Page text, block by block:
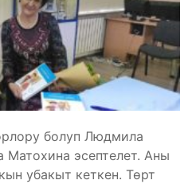
болуп Людмила
Матохина эсептелет. Аны
убакыт кеткен. Төрт